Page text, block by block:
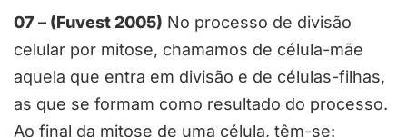
07 – (Fuvest 2005) No processo de divisão
celular por mitose, chamamos de célula-mãe
aquela que entra em divisão e de células-filhas,
as que se formam como resultado do processo.
Ao final da mitose de uma célula, têm-se: